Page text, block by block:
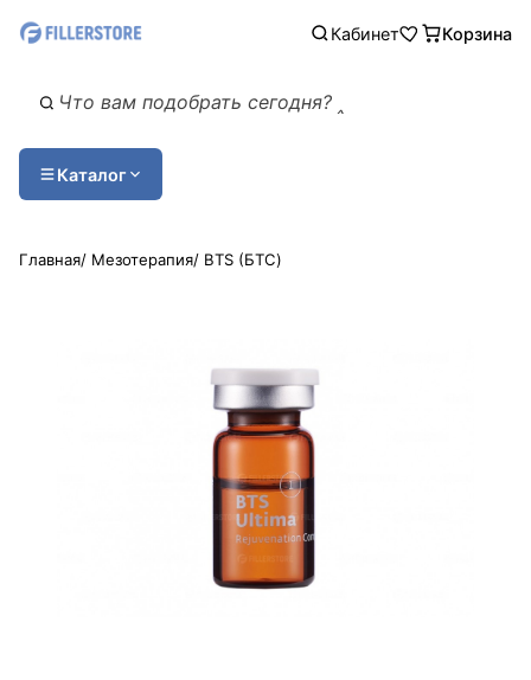
Кабинет Корзина
Каталог
Главная/ Мезотерапия/ BTS (БТС)